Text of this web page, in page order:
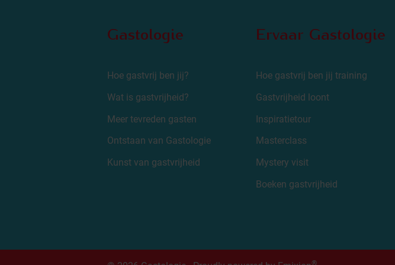
Gastologie
Hoe gastvrij ben jij?
Wat is gastvrijheid?
Meer tevreden gasten
Ontstaan van Gastologie
Kunst van gastvrijheid
Ervaar Gastologie
Hoe gastvrij ben jij training
Gastvrijheid loont
Inspiratietour
Masterclass
Mystery visit
Boeken gastvrijheid
®